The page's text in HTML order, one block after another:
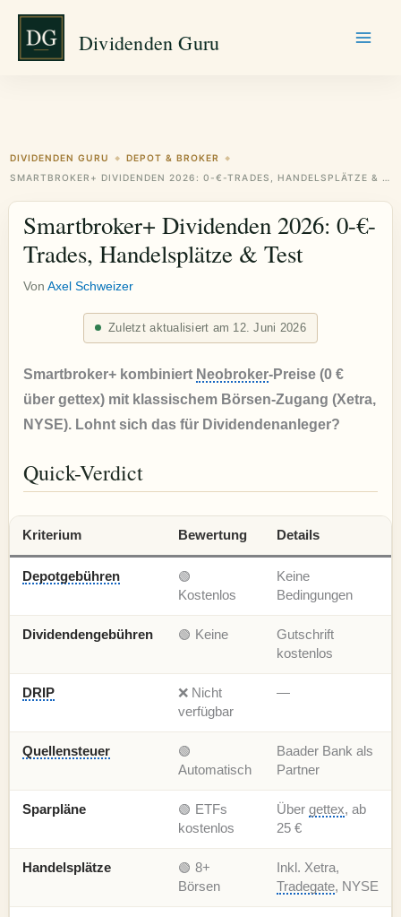
Zum
springen
Dividenden Guru
DIVIDENDEN GURU ◆ DEPOT & BROKER ◆
SMARTBROKER+ DIVIDENDEN 2026: 0-€-TRADES, HANDELSPLÄTZE & TEST
Smartbroker+ Dividenden 2026: 0-€-
Trades, Handelsplätze & Test
Von Axel Schweizer
Zuletzt aktualisiert am 12. Juni 2026
Smartbroker+ kombiniert Neobroker-Preise (0 €
über gettex) mit klassischem Börsen-Zugang (Xetra,
NYSE). Lohnt sich das für Dividendenanleger?
Quick-Verdict
Kriterium Bewertung Details
Depotgebühren
🟢
Kostenlos
Keine
Bedingungen
Dividendengebühren 🟢 Keine
Gutschrift
kostenlos
DRIP
❌ Nicht
verfügbar
—
Quellensteuer
🟢
Automatisch
Baader Bank als
Partner
Sparpläne
🟢 ETFs
kostenlos
Über gettex, ab
25 €
Handelsplätze
🟢 8+
Börsen
Inkl. Xetra,
Tradegate, NYSE